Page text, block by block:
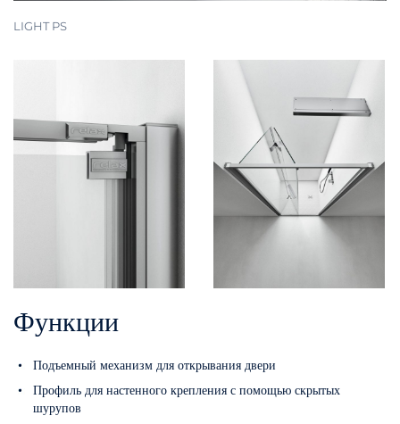
LIGHT PS
Функции
Подъемный механизм для открывания двери
Профиль для настенного крепления с помощью скрытых
шурупов